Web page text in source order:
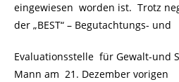
eingewiesen worden ist. Trotz
der „BEST“ – Begutachtungs- und
Evaluationsstelle für Gewalt-und
Mann am 21. Dezember vorigen